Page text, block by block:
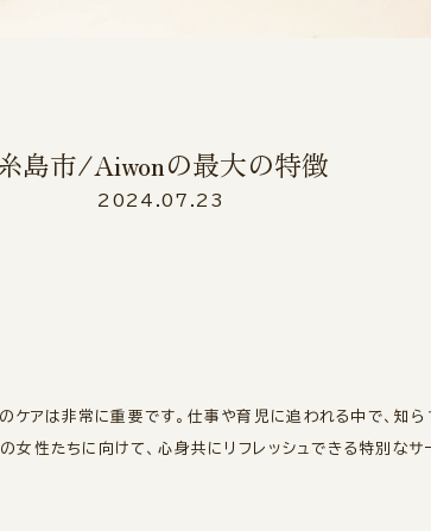
島市/Aiwonの最大の特徴
2024.07.23
は非常に重要です。仕事や育児に追われる中で、知ら
性たちに向けて、心身共にリフレッシュできる特別なサ